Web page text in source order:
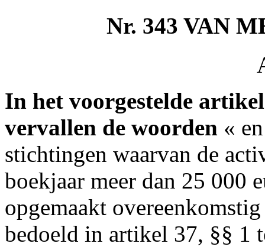
Nr. 343 VAN
In het voorgestelde
vervallen de woorden «
stichtingen waarvan de
boekjaar meer dan 25 000
opgemaakt
bedoeld in artikel 37, §§ 1